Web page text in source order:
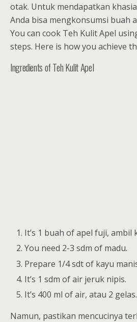
otak. Untuk mendapatkan
Anda bisa mengkonsumsi buah
You can cook Teh Kulit Apel
steps. Here is how you achieve
Ingredients of Teh Kulit Apel
It’s 1 buah of apel fuji, ambil
You need 2-3 sdm of madu.
Prepare 1/4 sdt of kayu
It’s 1 sdm of air jeruk nipis.
It’s 400 ml of air, atau 2 gelas.
Namun, pastikan mencucinya